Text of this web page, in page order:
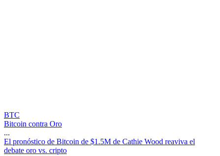
BTC
Bitcoin contra Oro
...
El pronóstico de Bitcoin de $1 .5M de Cathie Wood reaviva el
debate oro vs. cripto